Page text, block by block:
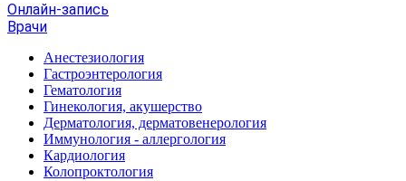
Онлайн-запись
Врачи
Анестезиология
Гастроэнтерология
Гематология
Гинекология, акушерство
Дерматология, дерматовенерология
Иммунология - аллергология
Кардиология
Колопроктология